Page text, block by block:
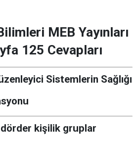
MEB Yayınları
125 Cevapları
Sistemlerin Sağlığı
kişilik gruplar